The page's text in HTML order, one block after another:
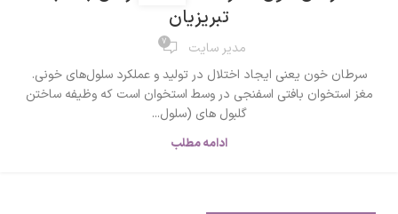
تبریزیان
مدیر سایت 7
سرطان خون یعنی ایجاد اختلال در تولید و عملکرد سلول‌های خونی.
مغز استخوان بافتی اسفنجی در وسط استخوان است که وظیفه ساختن
گلبول های (سلول...
ادامه مطلب